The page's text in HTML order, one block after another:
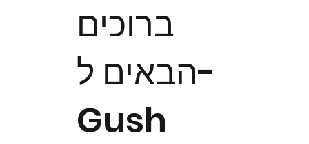
ברוכים
הבאים ל-
Gush